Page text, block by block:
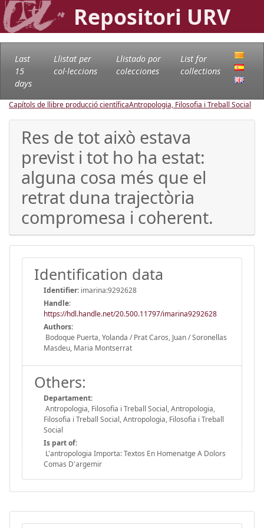
Repositori URV
Last
15
days
Llistat per
col·leccions
Llistado por
colecciones
List for
collections
Capítols de llibre producció científicaAntropologia, Filosofia i Treball Social
Res de tot això estava
previst i tot ho ha estat:
alguna cosa més que el
retrat duna trajectòria
compromesa i coherent.
Identification data
Identifier: imarina:9292628
Handle:
https://hdl.handle.net/20.500.11797/imarina9292628
Authors:
Bodoque Puerta, Yolanda / Prat Caros, Juan / Soronellas
Masdeu, Maria Montserrat
Others:
Departament:
Antropologia, Filosofia i Treball Social, Antropologia,
Filosofia i Treball Social, Antropologia, Filosofia i Treball
Social
Is part of:
L'antropologia Importa: Textos En Homenatge A Dolors
Comas D'argemir